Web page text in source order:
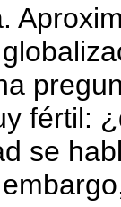
fértil:
se